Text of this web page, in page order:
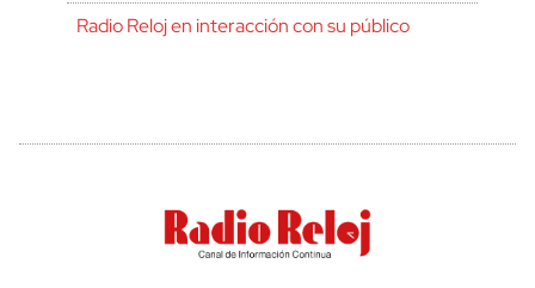
Radio Reloj en interacción con su público